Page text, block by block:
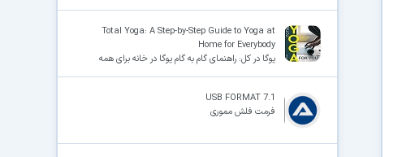
Total Yoga: A Step-by-Step Guide to Yoga at
Home for Everybody
یوگا در کل: راهنمای گام به گام یوگا در خانه برای همه
USB FORMAT 7.1
فرمت فلش مموری